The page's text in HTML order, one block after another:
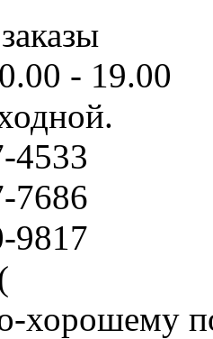
- 19.00
4533
7686
9817
хорошему